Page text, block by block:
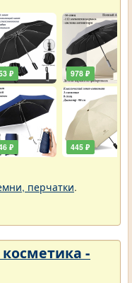
₽
₽
978 ₽
445 ₽
перчатки.
-